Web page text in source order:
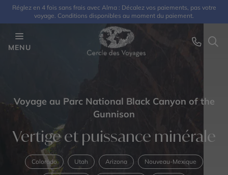
Réglez en 4 fois sans frais avec Alma : Décalez vos paiements, pas votre
voyage. Conditions disponibles au moment du paiement.
MENU
Voyage au Parc National Black Canyon of the
Gunnison
Vertige et puissance minérale
Colorado Utah Arizona Nouveau-Mexique